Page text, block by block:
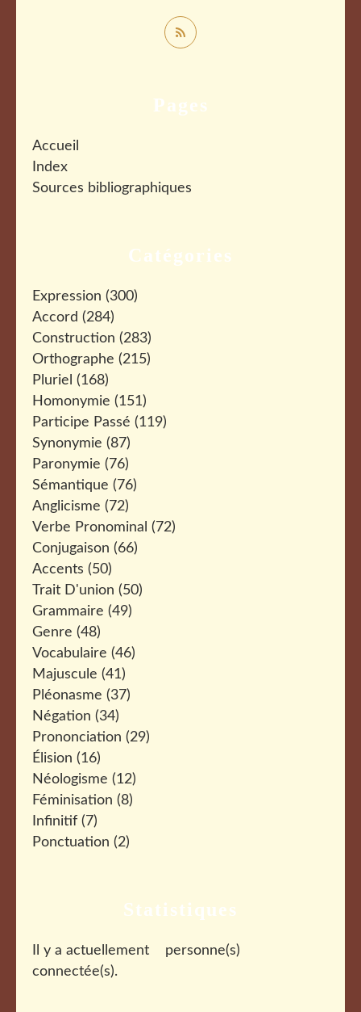
Catégories
Expression (300)
Accord (284)
Construction (283)
Orthographe (215)
Pluriel (168)
Homonymie (151)
Participe Passé (119)
Synonymie (87)
Paronymie (76)
Sémantique (76)
Anglicisme (72)
Verbe Pronominal (72)
Conjugaison (66)
Accents (50)
Trait D'union (50)
Grammaire (49)
Genre (48)
Vocabulaire (46)
Majuscule (41)
Pléonasme (37)
Négation (34)
Prononciation (29)
Élision (16)
Néologisme (12)
Féminisation (8)
Infinitif (7)
Ponctuation (2)
Pages
Accueil
Index
Sources bibliographiques
Statistiques
Il y a actuellement
personne(s)
connectée(s).